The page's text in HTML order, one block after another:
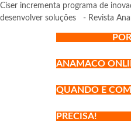
Ciser incrementa programa de
desenvolver soluções - Revista
ANAMACO
QUANDO E
PRECISA!